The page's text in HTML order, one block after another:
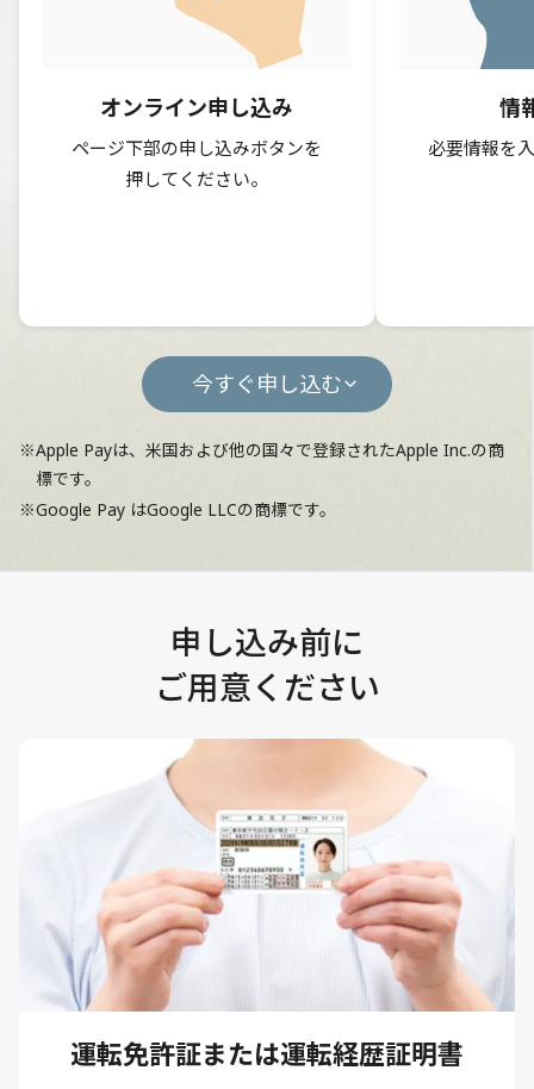
オンライン申し込み
ページ下部の申し込みボタンを
押してください。
情
必要情報を
今すぐ申し込む
※Apple Payは、米国および他の国々で登録されたApple Inc.の商
標です。
※Google Pay はGoogle LLCの商標です。
申し込み前に
ご用意ください
運転免許証または運転経歴証明書